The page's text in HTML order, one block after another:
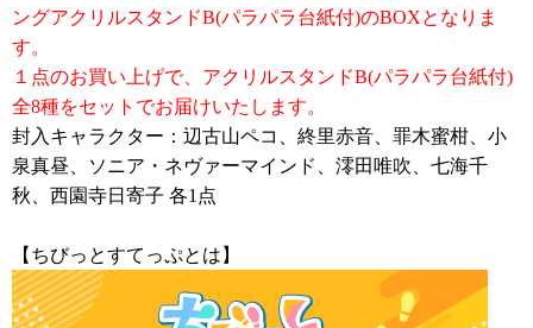
ングアクリルスタンドB(パラパラ台紙付)のBOXとなりま
す。
１点のお買い上げで、アクリルスタンドB(パラパラ台紙付)
全8種をセットでお届けいたします。
封入キャラクター：辺古山ペコ、終里赤音、罪木蜜柑、小
泉真昼、ソニア・ネヴァーマインド、澪田唯吹、七海千
秋、西園寺日寄子 各1点
【ちびっとすてっぷとは】